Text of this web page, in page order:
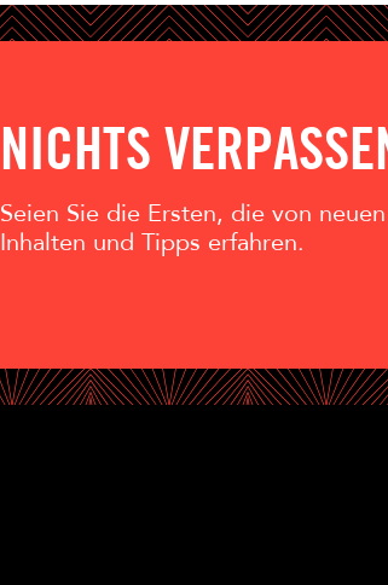
NICHTS
Seien Sie die Ersten, die von
Inhalten und Tipps erfahren.